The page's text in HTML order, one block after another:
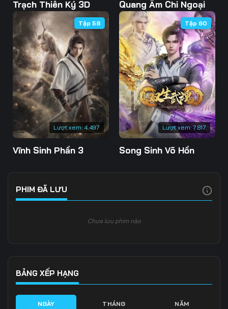
Tập 103 Tập 104 Tập 105
Tập 106 Tập 107 Tập 108
Tập 109 Tập 110 Tập 111
Tập 112 Tập 113 Tập 114
Tập 115 Tập 116 Tập 117
Tập 118 Tập 119 Tập 120
Tập 121 Tập 122 Tập 123
Tập 134
Tập 139
Tập 142
Trạch Thiên Ký 3D Quang Âm Chi Ngoại
Lượt xem: 4.497
Tập 58
Vĩnh Sinh Phần 3
Lượt xem:7.817
Tập 60
Song Sinh Võ Hồn
PHIM ĐÃ LƯU
Chưa lưu phim nào
BẢNG XẾP HẠNG
NGÀY THÁNG NĂM